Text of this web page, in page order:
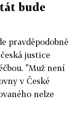
bude
pravděpodobně
justice
"Muž není
v České
nelze